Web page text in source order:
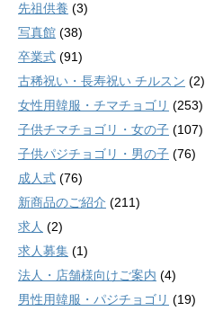
先祖供養 (3)
写真館 (38)
卒業式 (91)
古稀祝い・長寿祝い チルスン (2)
女性用韓服・チマチョゴリ (253)
子供チマチョゴリ・女の子 (107)
子供パジチョゴリ・男の子 (76)
成人式 (76)
新商品のご紹介 (211)
求人 (2)
求人募集 (1)
法人・店舗様向けご案内 (4)
男性用韓服・パジチョゴリ (19)